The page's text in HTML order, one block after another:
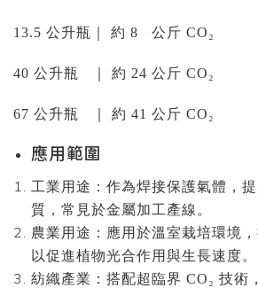
13.5 公升瓶｜ 約 8 公斤 CO₂
40 公升瓶 ｜ 約 24 公斤 CO₂
67 公升瓶 ｜ 約 41 公斤 CO₂
應用範圍
工業用途：作為焊接保護氣體，
質，常見於金屬加工產線。
農業用途：應用於溫室栽培環境
以促進植物光合作用與生長速度。
紡織產業：搭配超臨界 CO₂ 技術